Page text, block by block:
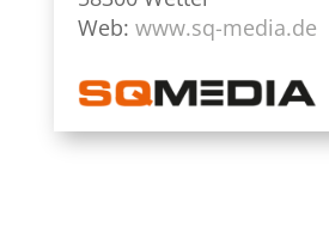
Web: www.sq-media.de